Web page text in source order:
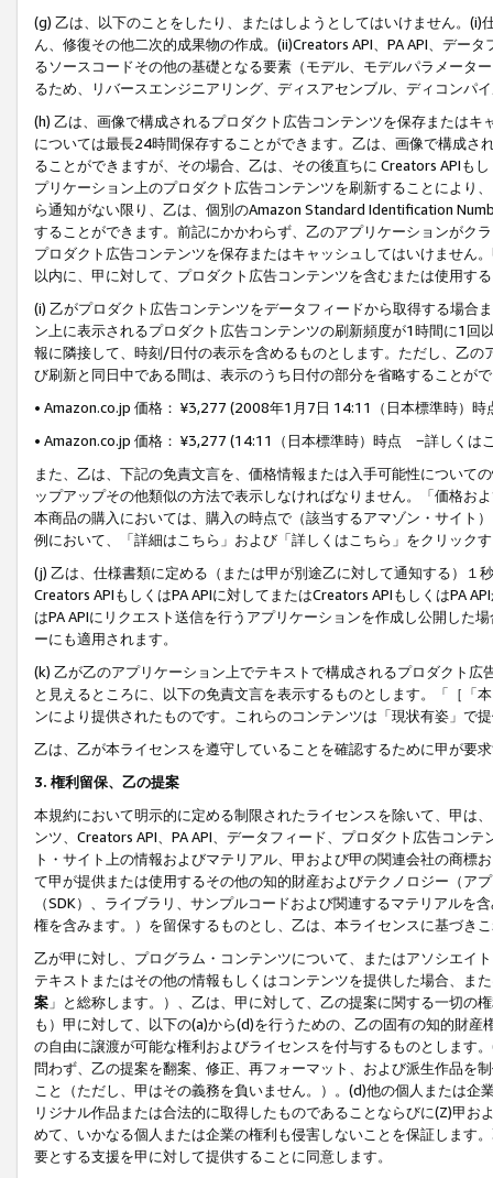
(g) 乙は、以下のことをしたり、またはしようとしてはいけません。
ん、修復その他二次的成果物の作成。(ii)Creators API、PA API、デー
るソースコードその他の基礎となる要素（モデル、モデルパラメータ
るため、リバースエンジニアリング、ディスアセンブル、ディコンパ
(h) 乙は、画像で構成されるプロダクト広告コンテンツを保存または
については最長24時間保存することができます。乙は、画像で構成
ることができますが、その場合、乙は、その後直ちに Creators APIも
プリケーション上のプロダクト広告コンテンツを刷新することにより
ら通知がない限り、乙は、個別のAmazon Standard Identification
することができます。前記にかかわらず、乙のアプリケーションがク
プロダクト広告コンテンツを保存またはキャッシュしてはいけません
以内に、甲に対して、プロダクト広告コンテンツを含むまたは使用す
(i) 乙がプロダクト広告コンテンツをデータフィードから取得する場合
ン上に表示されるプロダクト広告コンテンツの刷新頻度が1時間に1
報に隣接して、時刻/日付の表示を含めるものとします。ただし、乙
び刷新と同日中である間は、表示のうち日付の部分を省略することが
• Amazon.co.jp 価格： ¥3,277 (2008年1月7日 14:11（日本標準時）
• Amazon.co.jp 価格： ¥3,277 (14:11（日本標準時）時点 −詳しくは
また、乙は、下記の免責文言を、価格情報または入手可能性について
ップアップその他類似の方法で表示しなければなりません。「価格
本商品の購入においては、購入の時点で（該当するアマゾン・サイト
例において、「詳細はこちら」および「詳しくはこちら」をクリック
(j) 乙は、仕様書類に定める（または甲が別途乙に対して通知する）
Creators APIもしくはPA APIに対してまたはCreators APIもしくはPA
はPA APIにリクエスト送信を行うアプリケーションを作成し公開した
ーにも適用されます。
(k) 乙が乙のアプリケーション上でテキストで構成されるプロダクト
と見えるところに、以下の免責文言を表示するものとします。「［「
ンにより提供されたものです。これらのコンテンツは「現状有姿」で
乙は、乙が本ライセンスを遵守していることを確認するために甲が要
3. 権利留保、乙の提案
本規約において明示的に定める制限されたライセンスを除いて、甲は
ンツ、Creators API、PA API、データフィード、プロダクト広告コン
ト・サイト上の情報およびマテリアル、甲および甲の関連会社の商
て甲が提供または使用するその他の知的財産およびテクノロジー（ア
（SDK）、ライブラリ、サンプルコードおよび関連するマテリアル
権を含みます。）を留保するものとし、乙は、本ライセンスに基づき
乙が甲に対し、プログラム・コンテンツについて、またはアソシエイ
テキストまたはその他の情報もしくはコンテンツを提供した場合、ま
案 」と総称します。）、乙は、甲に対して、乙の提案に関する一切
も）甲に対して、以下の(a)から(d)を行うための、乙の固有の知的財
の自由に譲渡が可能な権利およびライセンスを付与するものとします
問わず、乙の提案を翻案、修正、再フォーマット、および派生作品を
こと（ただし、甲はその義務を負いません。）。(d)他の個人または
リジナル作品または合法的に取得したものであることならびに(Z)甲
めて、いかなる個人または企業の権利も侵害しないことを保証します
要とする支援を甲に対して提供することに同意します。